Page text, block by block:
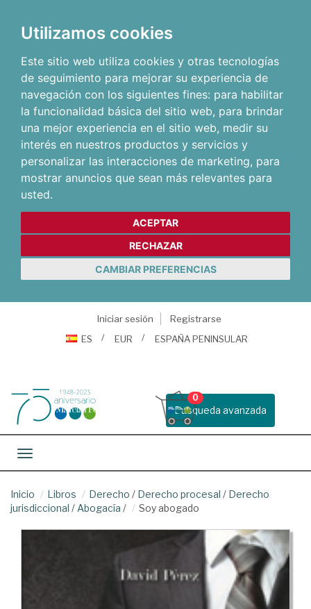
Utilizamos cookies
Este sitio web utiliza cookies y otras tecnologías
de seguimiento para mejorar su experiencia de
navegación con los siguientes fines: para habilitar
la funcionalidad básica del sitio web, para brindar
una mejor experiencia en el sitio web, medir su
interés en nuestros productos y servicios y
personalizar las interacciones de marketing, para
mostrar anuncios que sean más relevantes para
usted.
ACEPTAR
RECHAZAR
CAMBIAR PREFERENCIAS
Iniciar sesión
Registrarse
ES
EUR ESPAÑA PENINSULAR
Busqueda avanzada
0
Toggle navigation
Inicio Libros Derecho / Derecho procesal / Derecho
jurisdiccional / Abogacía / Soy abogado